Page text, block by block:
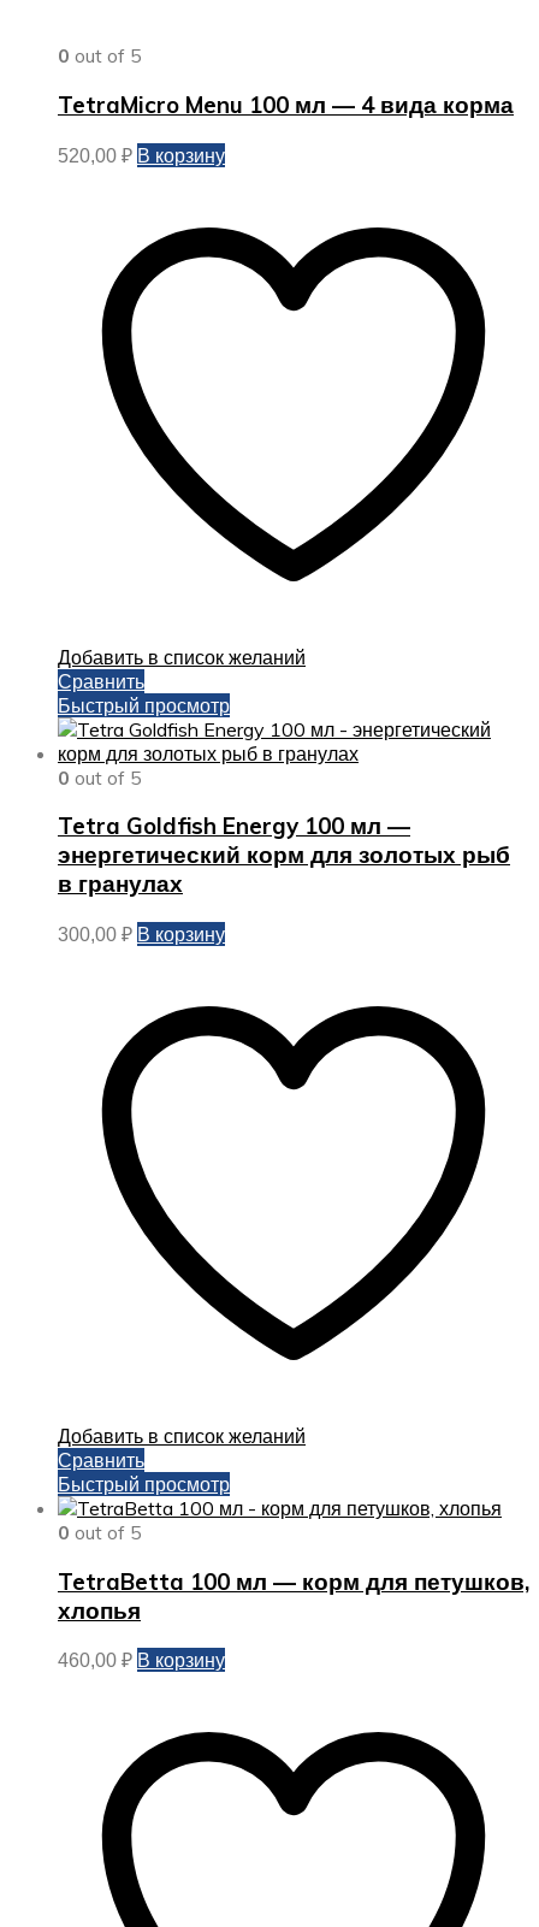
0 out of 5
TetraMicro Menu 100 мл — 4 вида корма
520,00 ₽ В корзину
Добавить в список желаний
Сравнить
Быстрый просмотр
0 out of 5
Tetra Goldfish Energy 100 мл —
энергетический корм для золотых рыб
в гранулах
300,00 ₽ В корзину
Добавить в список желаний
Сравнить
Быстрый просмотр
0 out of 5
TetraBetta 100 мл — корм для петушков,
хлопья
460,00 ₽ В корзину